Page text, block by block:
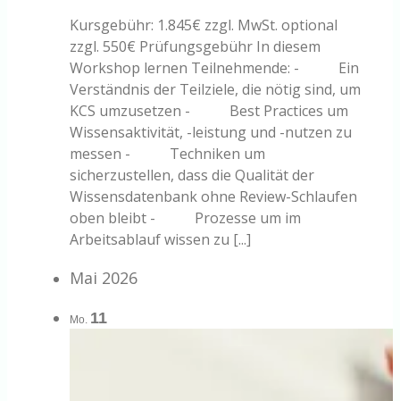
Kursgebühr: 1.845€ zzgl. MwSt. optional
zzgl. 550€ Prüfungsgebühr In diesem
Workshop lernen Teilnehmende: - Ein
Verständnis der Teilziele, die nötig sind, um
KCS umzusetzen - Best Practices um
Wissensaktivität, -leistung und -nutzen zu
messen - Techniken um
sicherzustellen, dass die Qualität der
Wissensdatenbank ohne Review-Schlaufen
oben bleibt - Prozesse um im
Arbeitsablauf wissen zu [...]
Mai 2026
Mo. 11